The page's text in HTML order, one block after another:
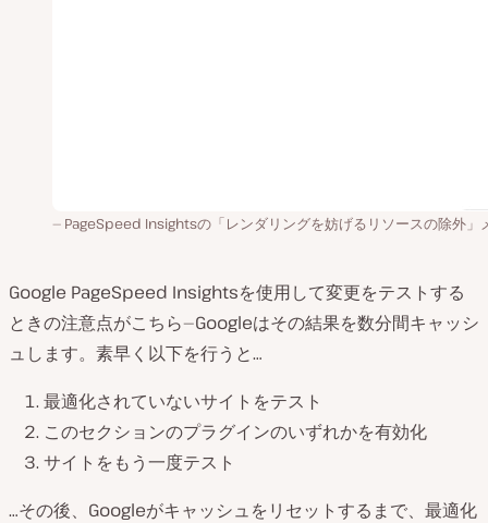
PageSpeed Insightsの「レンダリングを妨げるリソースの除外」
Google PageSpeed Insightsを使用して変更をテストする
ときの注意点がこちら—Googleはその結果を数分間キャッシ
ュします。素早く以下を行うと…
最適化されていないサイトをテスト
このセクションのプラグインのいずれかを有効化
サイトをもう一度テスト
…その後、Googleがキャッシュをリセットするまで、最適化